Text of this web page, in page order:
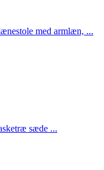
med armlæn, ...
sæde ...